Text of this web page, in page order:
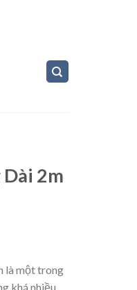
2m
là một trong
khá nhiều